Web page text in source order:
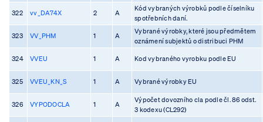
322 vv_DA74X 2 A
Kód vybraných výrobků podle číselníku
spotřebních daní.
323 VV_PHM 1 A
Vybrané výrobky, které jsou předmětem
oznámení subjektů o distribuci PHM
324 VVEU 1 A Kod vybraného vyrobku podle EU
325 VVEU_KN_S 1 A Vybrané výrobky EU
326 VYPODOCLA 1 A
Výpočet dovozního cla podle čl. 86 odst.
3 kodexu (CL292)